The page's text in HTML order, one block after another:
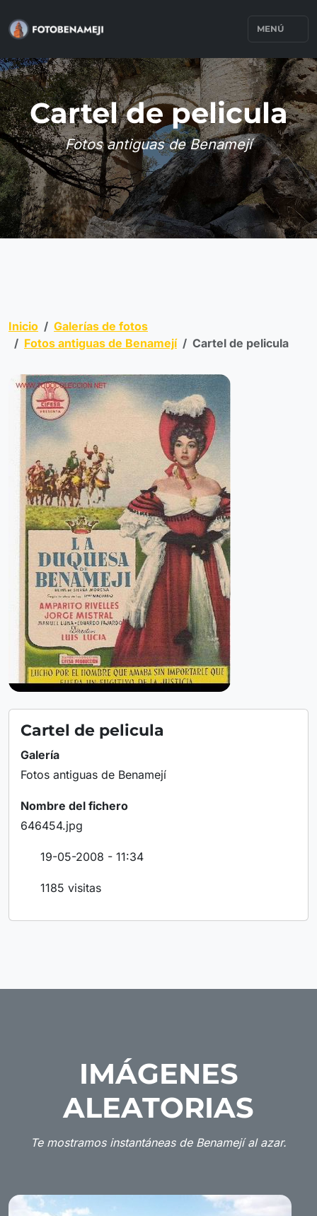
MENÚ
Cartel de pelicula
Fotos antiguas de Benamejí
Inicio
Galerías de fotos
Fotos antiguas de Benamejí
Cartel de pelicula
Cartel de pelicula
Galería
Fotos antiguas de Benamejí
Nombre del fichero
646454.jpg
19-05-2008 - 11:34
1185 visitas
IMÁGENES
ALEATORIAS
Te mostramos instantáneas de Benamejí al azar.